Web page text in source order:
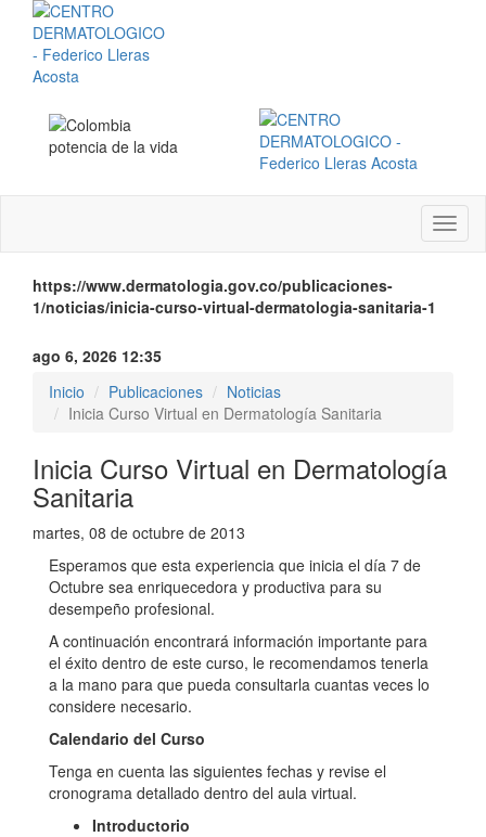
Menú
https://www.dermatologia.gov.co/publicaciones-
1/noticias/inicia-curso-virtual-dermatologia-sanitaria-1
ago 6, 2026 12:35
Inicio
Publicaciones
Noticias
Inicia Curso Virtual en Dermatología Sanitaria
Inicia Curso Virtual en Dermatología
Sanitaria
martes, 08 de octubre de 2013
Esperamos que esta experiencia que inicia el día 7 de
Octubre sea enriquecedora y productiva para su
desempeño profesional.
A continuación encontrará información importante para
el éxito dentro de este curso, le recomendamos tenerla
a la mano para que pueda consultarla cuantas veces lo
considere necesario.
Calendario del Curso
Tenga en cuenta las siguientes fechas y revise el
cronograma detallado dentro del aula virtual.
Introductorio